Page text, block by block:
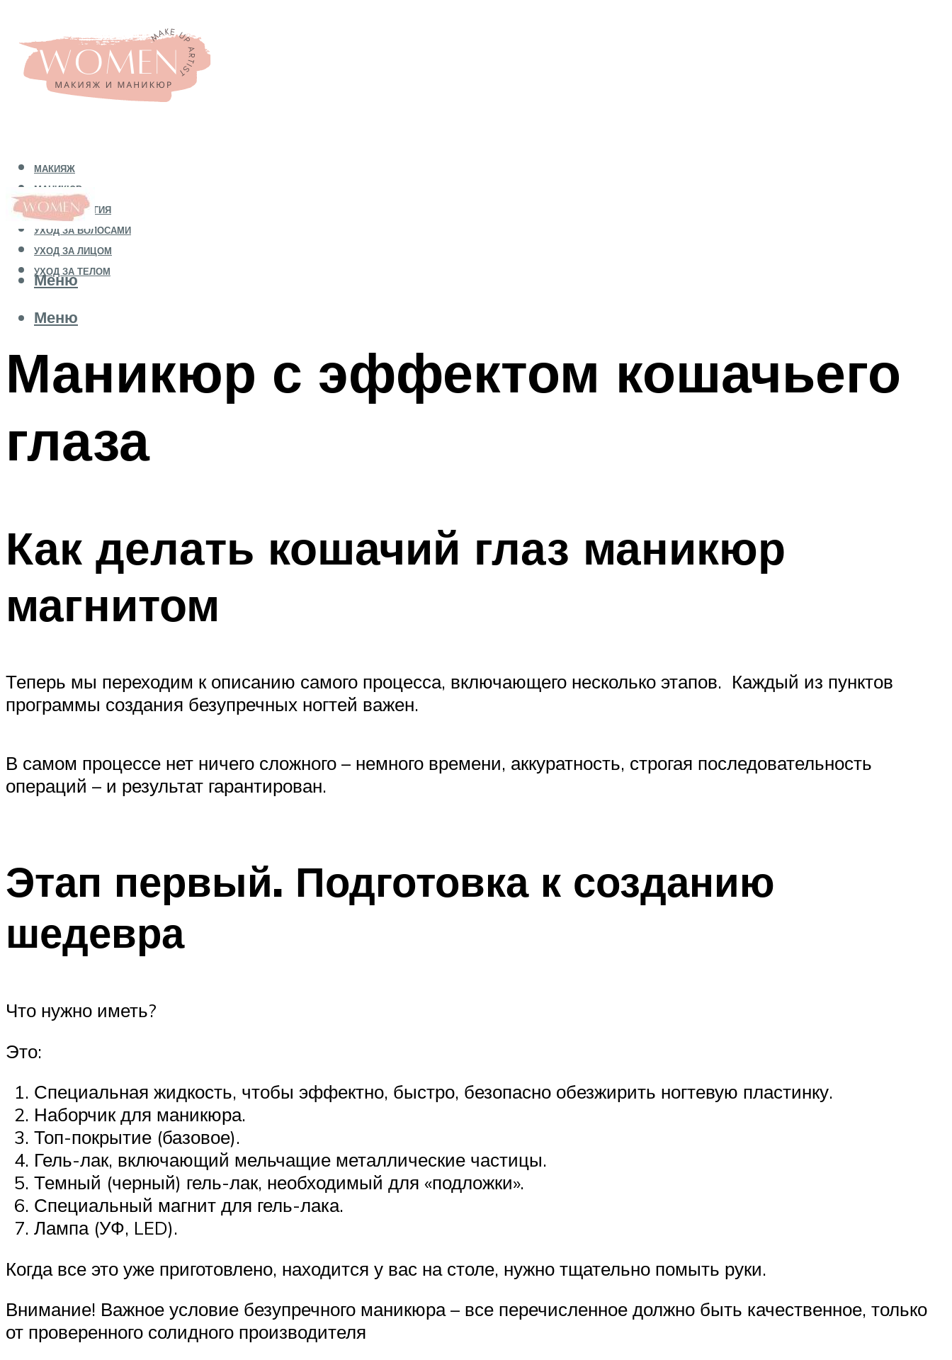
МАКИЯЖ
МАНИКЮР
КОСМЕТОЛОГИЯ
УХОД ЗА ВОЛОСАМИ
УХОД ЗА ЛИЦОМ
УХОД ЗА ТЕЛОМ
Меню
Меню
Маникюр с эффектом кошачьего
глаза
Как делать кошачий глаз маникюр
магнитом
Теперь мы переходим к описанию самого процесса, включающего несколько этапов. Каждый из пунктов
программы создания безупречных ногтей важен.
В самом процессе нет ничего сложного – немного времени, аккуратность, строгая последовательность
операций – и результат гарантирован.
Этап первый. Подготовка к созданию
шедевра
Что нужно иметь?
Это:
Специальная жидкость, чтобы эффектно, быстро, безопасно обезжирить ногтевую пластинку.
Наборчик для маникюра.
Топ-покрытие (базовое).
Гель-лак, включающий мельчащие металлические частицы.
Темный (черный) гель-лак, необходимый для «подложки».
Специальный магнит для гель-лака.
Лампа (УФ, LED).
Когда все это уже приготовлено, находится у вас на столе, нужно тщательно помыть руки.
Внимание! Важное условие безупречного маникюра – все перечисленное должно быть качественное, только
от проверенного солидного производителя